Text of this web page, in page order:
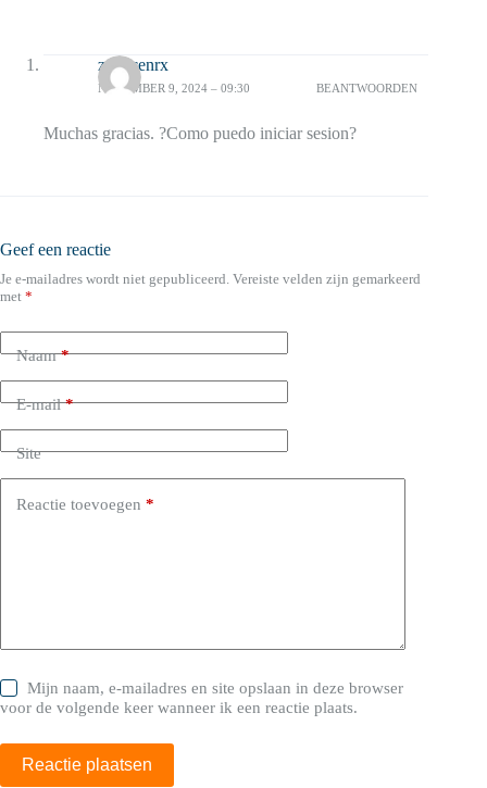
zytlccenrx
NOVEMBER 9, 2024 – 09:30 BEANTWOORDEN
Muchas gracias. ?Como puedo iniciar sesion?
Geef een reactie
Je e-mailadres wordt niet gepubliceerd. Vereiste velden zijn gemarkeerd
met *
Naam*
E-mail*
Site
Reactie toevoegen *
Mijn naam, e-mailadres en site opslaan in deze browser
voor de volgende keer wanneer ik een reactie plaats.
Reactie plaatsen